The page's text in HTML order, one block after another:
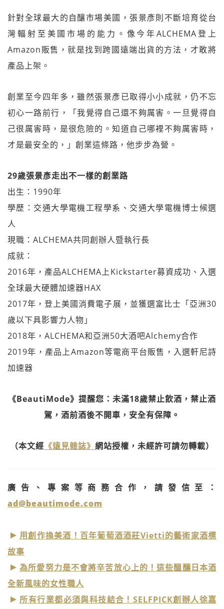
針對全球最大的自釀市場美國，張景彥則不斷培育從台
灣輻射至美國市場的能力。像今年ALCHEMA登上
Amazon販售，就是找到跨國遠端出貨的方法，才敢將
產品上架。
創業至今四年多，雖然張景彥已取得小小成就，仍不忘
初心一路前行，「我覺得自己還不夠厲害。一旦覺得自
己很厲害時，是很危險的。知道自己哪裡不夠厲害時，
才是最安全的，」創業這條路，他步步為營。
29歲張景彥走出不一樣的創業路
出生：1990年
學歷：交通大學電機工程學系、交通大學電機博士候選
人
現職：ALCHEMA共同創辦人暨執行長
成就：
2016年，產品ALCHEMA上Kickstarter募資成功、入選
全球最大硬體加速器HAX
2017年，登上美國消費電子展，並獲選富比士「亞洲30
歲以下具影響力人物」
2018年，ALCHEMA和亞洲50大酒吧Alchemy合作
2019年，產品上Amazon等電商平台販售，入選軒尼詩
加速器
《BeautiMode》提醒您：未滿18歲禁止飲酒，禁止酒
駕，酒前酒後不開車，安全有保障。
（本文經 《遠見雜誌》 網站授權，未經許可請勿轉載）
廣告、專案等商務合作，請發信至：
ad@beautimode.com
用創作換美酒！百年葡萄酒酒莊Vietti的藝術家酒標
故事
為所愛努力是不會將辛苦放心上的！這些醞釀日本酒
全新風味的女性職人
所有行業都必須與科技結合！SELFPICK創辦人徐嘉